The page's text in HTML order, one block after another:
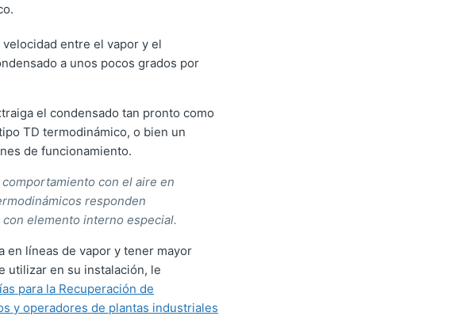
entre el vapor y el
a unos pocos grados por
el condensado tan pronto como
TD termodinámico, o bien un
de funcionamiento.
con el aire en
responden
elemento interno especial.
en líneas de vapor y tener mayor
utilizar en su instalación, le
para la Recuperación de
y operadores de plantas industriales